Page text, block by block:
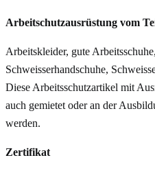
Arbeitschutzausrüstung vom
Arbeitskleider, gute
Schweisserhandschuhe,
Diese Arbeitsschutzartikel mit
auch gemietet oder an der
werden.
Zertifikat